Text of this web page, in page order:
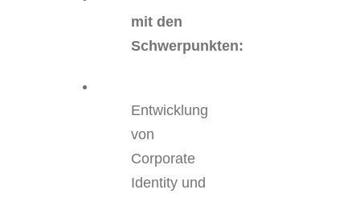
mit den
Schwerpunkten:
Entwicklung
von
Corporate
Identity und